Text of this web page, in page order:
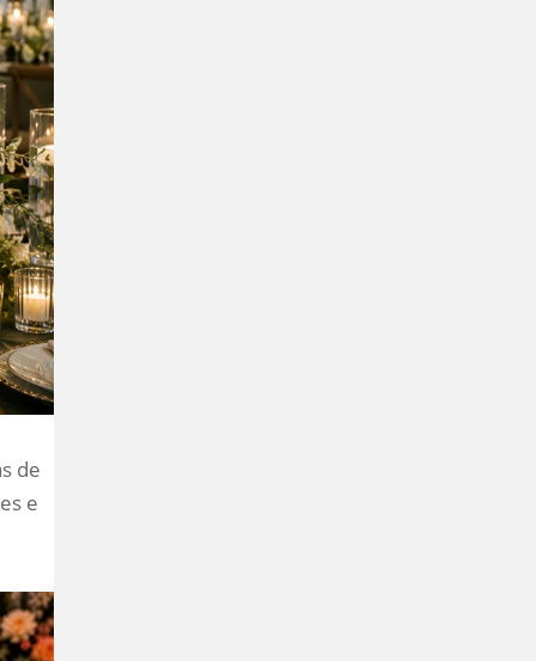
de
e